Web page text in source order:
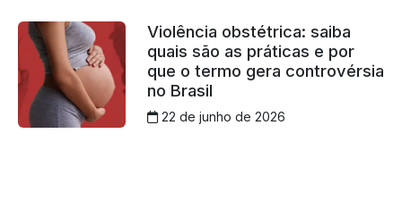
Violência obstétrica: saiba
quais são as práticas e por
que o termo gera controvérsia
no Brasil
22 de junho de 2026